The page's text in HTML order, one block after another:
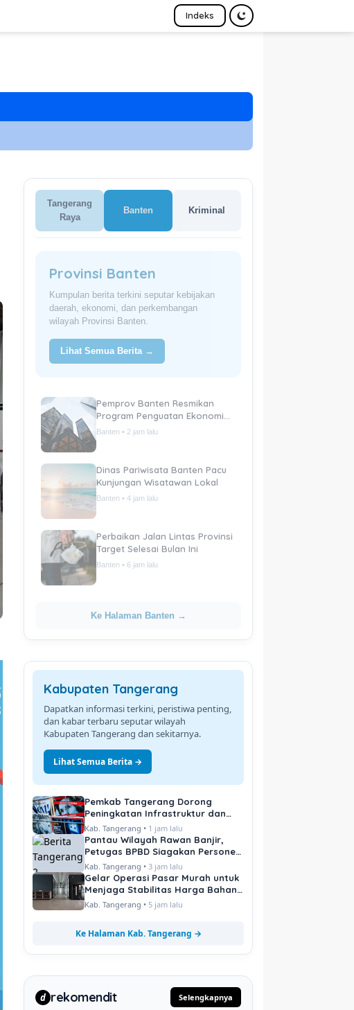
Indeks
Tangerang
Raya
Banten Kriminal
Provinsi Banten
Kumpulan berita terkini seputar kebijakan
daerah, ekonomi, dan perkembangan
wilayah Provinsi Banten.
Lihat Semua Berita →
Pemprov Banten Resmikan
Program Penguatan Ekonomi
Daerah
Banten • 2 jam lalu
Dinas Pariwisata Banten Pacu
Kunjungan Wisatawan Lokal
Banten • 4 jam lalu
Perbaikan Jalan Lintas Provinsi
Target Selesai Bulan Ini
Banten • 6 jam lalu
Ke Halaman Banten →
Kabupaten Tangerang
Dapatkan informasi terkini, peristiwa penting,
dan kabar terbaru seputar wilayah
Kabupaten Tangerang dan sekitarnya.
Lihat Semua Berita →
Pemkab Tangerang Dorong
Peningkatan Infrastruktur dan
Pelayanan Publik
Kab. Tangerang • 1 jam lalu
Pantau Wilayah Rawan Banjir,
Petugas BPBD Siagakan Personel
di Titik Kritis
Kab. Tangerang •3 jam lalu
Gelar Operasi Pasar Murah untuk
Menjaga Stabilitas Harga Bahan
Pokok
Kab. Tangerang • 5 jam lalu
Ke Halaman Kab. Tangerang →
d rekomendit Selengkapnya